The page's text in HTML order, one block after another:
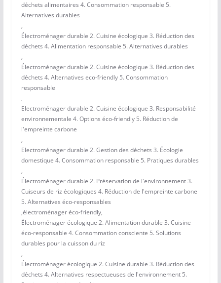
déchets alimentaires 4. Consommation responsable 5.
Alternatives durables
,
Électroménager durable 2. Cuisine écologique 3. Réduction des
déchets 4. Alimentation responsable 5. Alternatives durables
,
Électroménager durable 2. Cuisine écologique 3. Réduction des
déchets 4. Alternatives eco-friendly 5. Consommation
responsable
,
Electroménager durable 2. Cuisine écologique 3. Responsabilité
environnementale 4. Options éco-friendly 5. Réduction de
l'empreinte carbone
,
Electroménager durable 2. Gestion des déchets 3. Écologie
domestique 4. Consommation responsable 5. Pratiques durables
,
Électroménager durable 2. Préservation de l'environnement 3.
Cuiseurs de riz écologiques 4. Réduction de l'empreinte carbone
5. Alternatives éco-responsables
,électroménager éco-friendly,
Électroménager écologique 2. Alimentation durable 3. Cuisine
éco-responsable 4. Consommation consciente 5. Solutions
durables pour la cuisson du riz
,
Électroménager écologique 2. Cuisine durable 3. Réduction des
déchets 4. Alternatives respectueuses de l'environnement 5.